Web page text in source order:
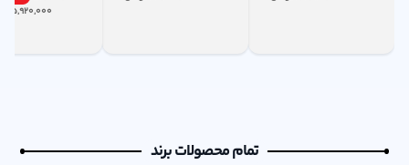
145,920,000
تمام محصولات برند